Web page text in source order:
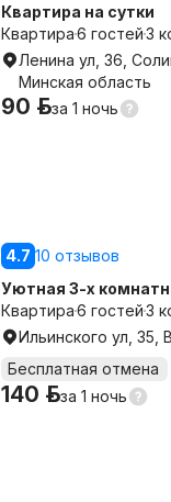
Квартира на сутки
Квартира6 гостей3
Ленина ул, 36,
Минская область
90 р.за 1 ночь
4.7 10 отзывов
Уютная 3-х
центре
Квартира6 гостей3
Ильинского ул, 35,
Бесплатная отмена
140 р.за 1 ночь